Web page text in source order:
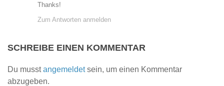
Thanks!
Zum Antworten anmelden
SCHREIBE EINEN KOMMENTAR
Du musstangemeldetsein, um einen Kommentar
abzugeben.